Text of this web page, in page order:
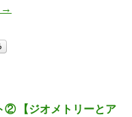
RC版 サスペンション独
→
② 【ジオメトリーとア